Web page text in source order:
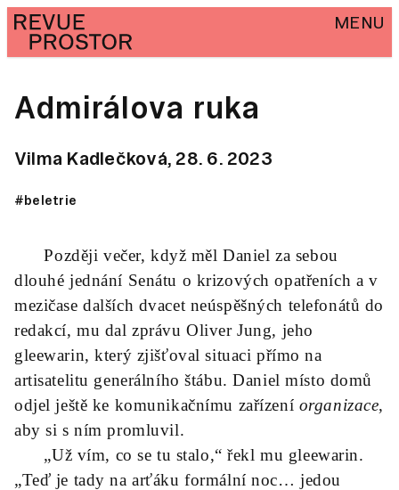
MENU
Admirálova ruka
Vilma Kadlečková, 28. 6. 2023
#beletrie
Později večer, když měl Daniel za sebou
dlouhé jednání Senátu o krizových opatřeních a v
mezičase dalších dvacet neúspěšných telefonátů do
redakcí, mu dal zprávu Oliver Jung, jeho
gleewarin, který zjišťoval situaci přímo na
artisatelitu generálního štábu. Daniel místo domů
odjel ještě ke komunikačnímu zařízení organizace,
aby si s ním promluvil.
„Už vím, co se tu stalo,“ řekl mu gleewarin.
„Teď je tady na arťáku formální noc… jedou